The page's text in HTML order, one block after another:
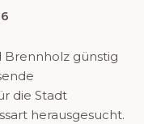
günstig
die Stadt
herausgesucht.